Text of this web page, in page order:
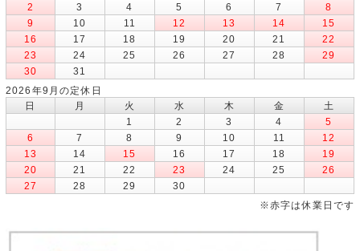
2
3 4 5 6 7
8
9
10 11 12 13 14
15
16
17 18 19 20 21
22
23
24 25 26 27 28
29
30
31
2026年9月の定休日
日
月 火 水 木 金
土
1
2 3 4
5
6
7 8 9 10 11
12
13
14 15 16 17 18
19
20
21 22 23 24 25
26
27
28 29
30
※赤字は休業日です